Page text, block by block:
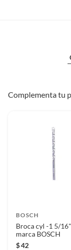
Complementa tu
BOSCH
Broca cyl -1 5/
marca BOSCH
$42